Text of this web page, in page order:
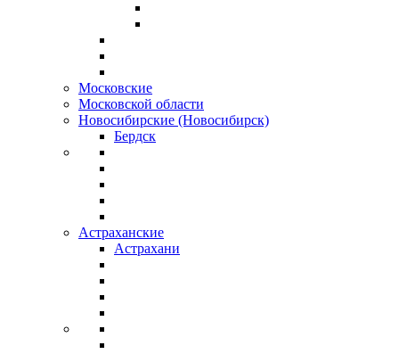
Московские
Московской области
Новосибирские (Новосибирск)
Бердск
Астраханские
Астрахани